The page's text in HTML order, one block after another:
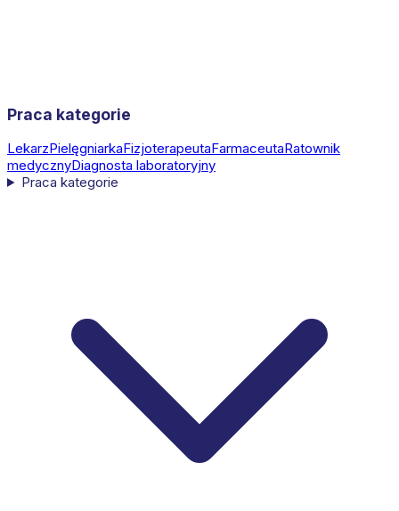
Praca kategorie
LekarzPielęgniarkaFizjoterapeutaFarmaceutaRatownik
medycznyDiagnosta laboratoryjny
Praca kategorie